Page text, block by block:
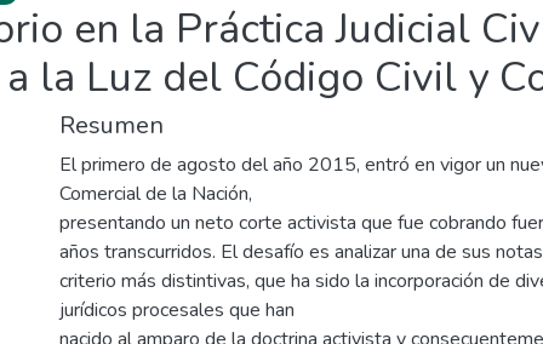
en la Práctica Judicial
la Luz del Código Civil y
Resumen
El primero de agosto del año 2015, entró en vigor un
Comercial de la Nación,
presentando un neto corte activista que fue cobrando
años transcurridos. El desafío es analizar una de sus
criterio más distintivas, que ha sido la incorporación de
jurídicos procesales que han